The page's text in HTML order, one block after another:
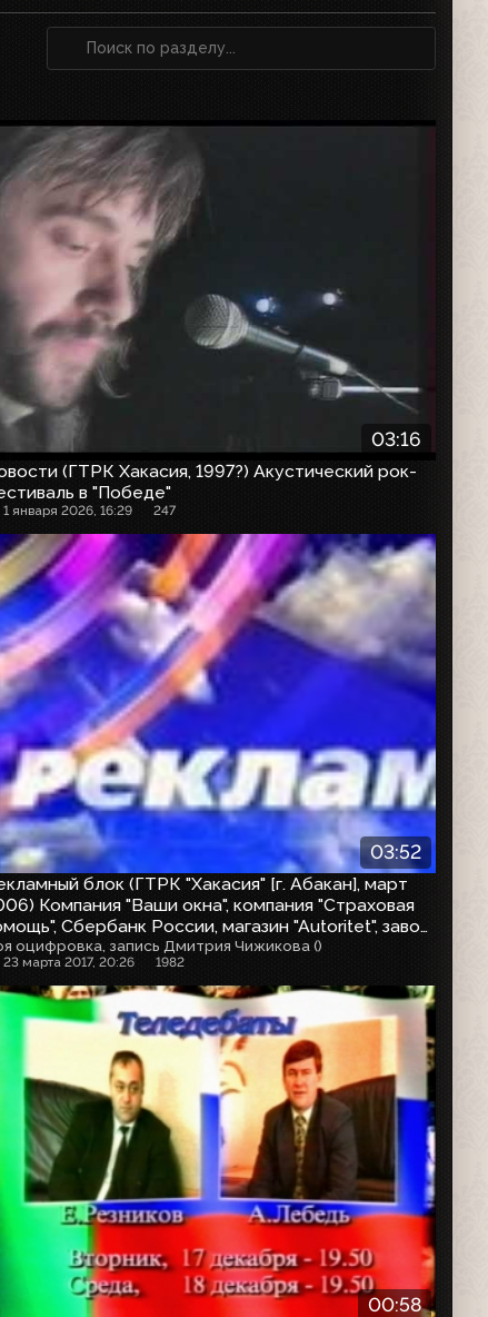
03:16
(ГТРК Хакасия, 1997?) Акустический рок-
в "Победе"
1 января 2026, 16:29 247
03:52
блок (ГТРК "Хакасия" [г. Абакан], март
Компания "Ваши окна", компания "Страховая
Сбербанк России, магазин "Autoritet", завод
магазин "Status-мебель"
оцифровка, запись Дмитрия Чижикова ()
23 марта 2017, 20:26 1982
блок
00:58